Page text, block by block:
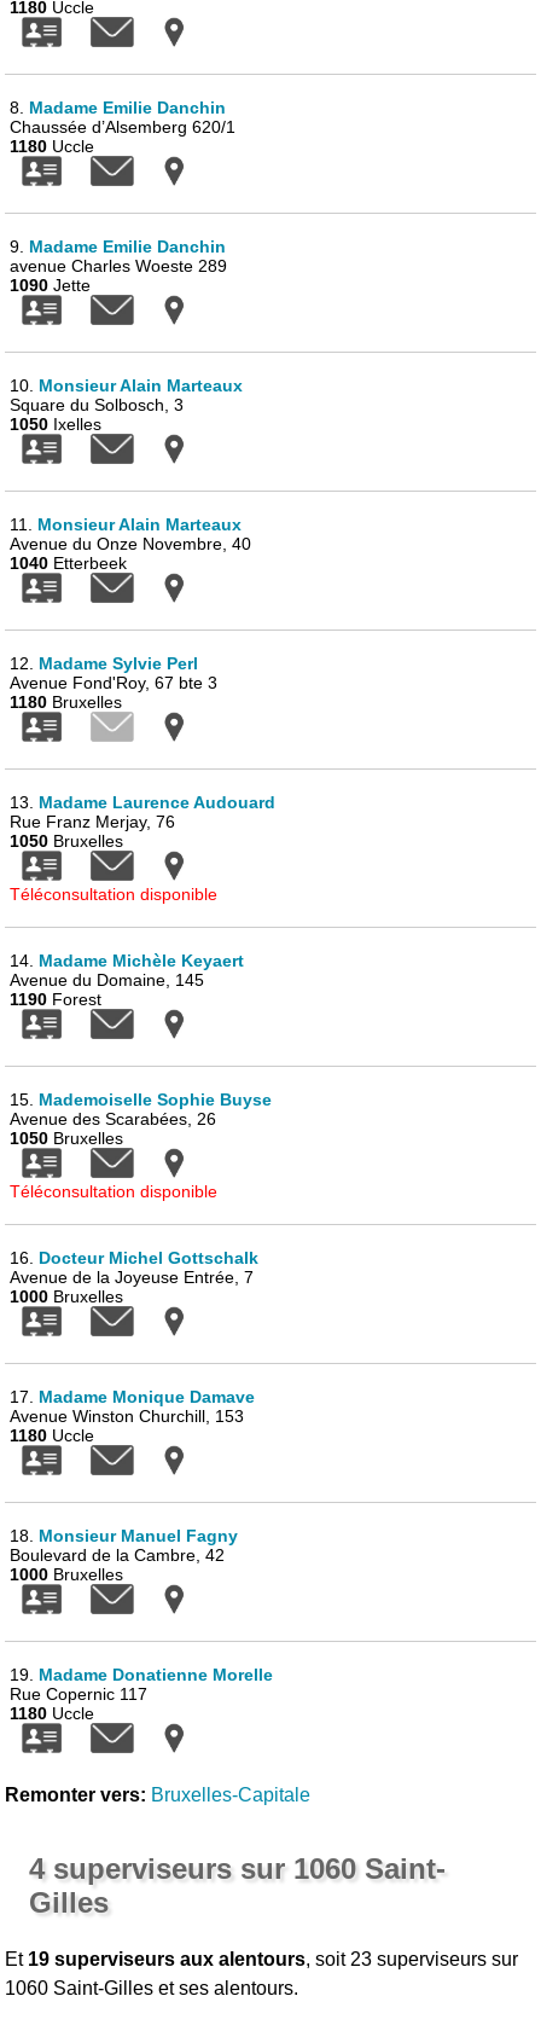
1180 Uccle
8. Madame Emilie Danchin
Chaussée d’Alsemberg 620/1
1180 Uccle
9. Madame Emilie Danchin
avenue Charles Woeste 289
1090 Jette
10. Monsieur Alain Marteaux
Square du Solbosch, 3
1050 Ixelles
11. Monsieur Alain Marteaux
Avenue du Onze Novembre, 40
1040 Etterbeek
12. Madame Sylvie Perl
Avenue Fond'Roy, 67 bte 3
1180 Bruxelles
13. Madame Laurence Audouard
Rue Franz Merjay, 76
1050 Bruxelles
Téléconsultation disponible
14. Madame Michèle Keyaert
Avenue du Domaine, 145
1190 Forest
15. Mademoiselle Sophie Buyse
Avenue des Scarabées, 26
1050 Bruxelles
Téléconsultation disponible
16. Docteur Michel Gottschalk
Avenue de la Joyeuse Entrée, 7
1000 Bruxelles
17. Madame Monique Damave
Avenue Winston Churchill, 153
1180 Uccle
18. Monsieur Manuel Fagny
Boulevard de la Cambre, 42
1000 Bruxelles
19. Madame Donatienne Morelle
Rue Copernic 117
1180 Uccle
Remonter vers: Bruxelles-Capitale
4 superviseurs sur 1060 Saint-
Gilles
Et 19 superviseurs aux alentours, soit 23 superviseurs sur
1060 Saint-Gilles et ses alentours.